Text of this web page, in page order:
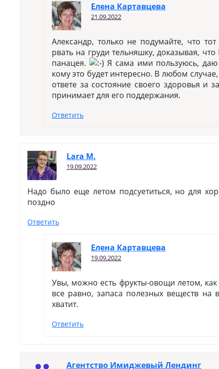
Елена Картавцева
21.09.2022
Александр, только не подумайте, что
рвать на груди тельняшку, доказывая,
панацея.
Я сама ими пользуюсь,
кому это будет интересно. В любом
ответе за состояние своего здоровья и
принимает для его поддержания.
Ответить
Lara M.
19.09.2022
Надо было еще летом подсуетиться, но для
поздно
Ответить
Елена Картавцева
19.09.2022
Увы, можно есть фрукты-овощи летом, как
все равно, запаса полезных веществ на
хватит.
Ответить
Агентство Имиджевый Лендинг